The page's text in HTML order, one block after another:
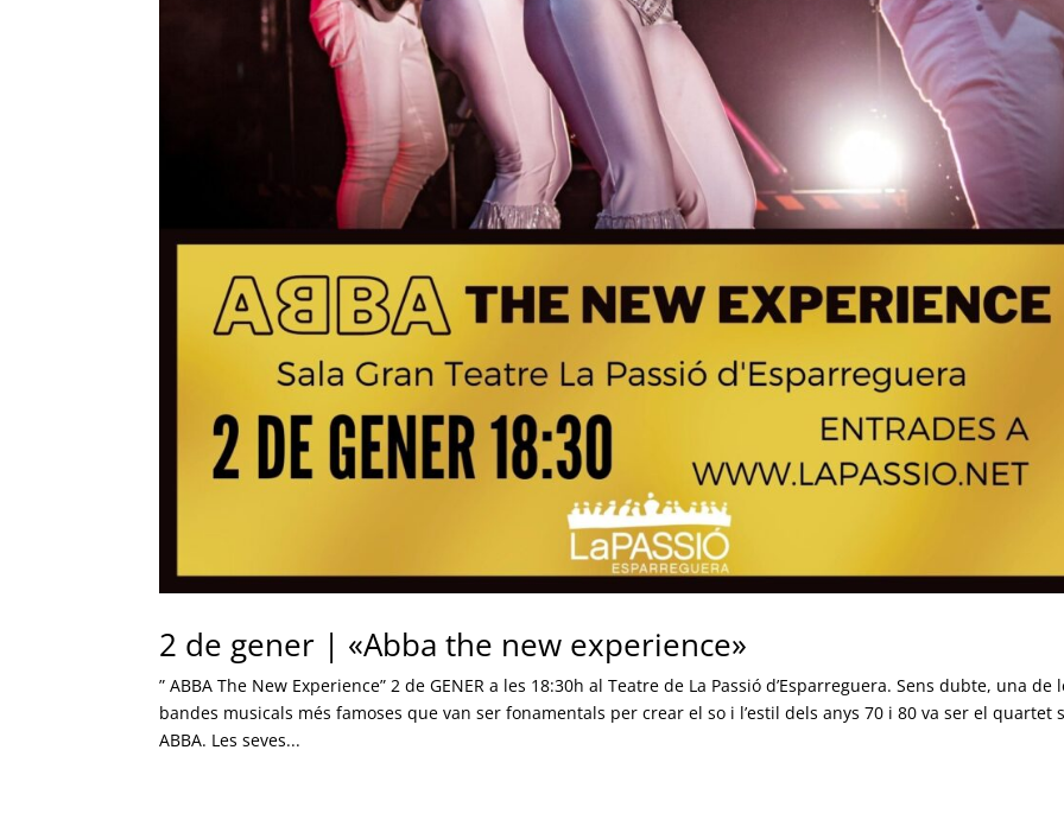
2 de gener | «Abba the new experience»
” ABBA The New Experience” 2 de GENER a les 18:30h al Teatre de La Passió d’Esparreguera. Sens dubte, una de
bandes musicals més famoses que van ser fonamentals per crear el so i l’estil dels anys 70 i 80 va ser el quartet
ABBA. Les seves...